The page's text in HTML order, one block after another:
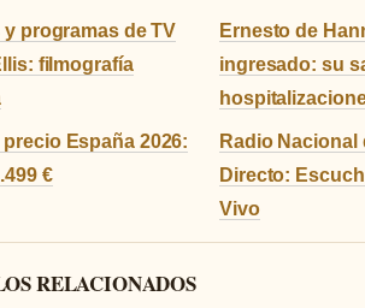
y programas de TV
filmografía
Ernesto de
ingresado: su
España 2026:
€
Radio Nacional
Directo:
Vivo
RELACIONADOS